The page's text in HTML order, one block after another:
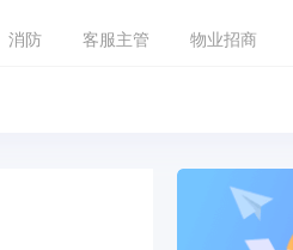
消防 客服主管 物业招商